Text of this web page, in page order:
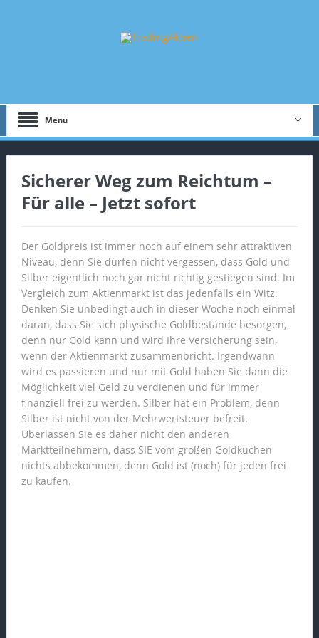
Menu
Sicherer Weg zum Reichtum –
Für alle – Jetzt sofort
Der Goldpreis ist immer noch auf einem sehr attraktiven
Niveau, denn Sie dürfen nicht vergessen, dass Gold und
Silber eigentlich noch gar nicht richtig gestiegen sind. Im
Vergleich zum Aktienmarkt ist das jedenfalls ein Witz.
Denken Sie unbedingt auch in dieser Woche noch einmal
daran, dass Sie sich physische Goldbestände besorgen,
denn nur Gold kann und wird Ihre Versicherung sein,
wenn der Aktienmarkt zusammenbricht. Irgendwann
wird es passieren und nur mit Gold haben Sie dann die
Möglichkeit viel Geld zu verdienen und für immer
finanziell frei zu werden. Silber hat ein Problem, denn
Silber ist nicht von der Mehrwertsteuer befreit.
Überlassen Sie es daher nicht den anderen
Marktteilnehmern, dass SIE vom großen Goldkuchen
nichts abbekommen, denn Gold ist (noch) für jeden frei
zu kaufen.